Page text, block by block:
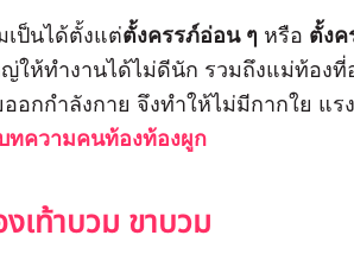
เป็นได้ตั้งแต่ตั้งครรภ์อ่อน ๆ หรือ ตั้งค
ให้ทำงานได้ไม่ดีนัก รวมถึงแม่ท้อง
อกกำลังกาย จึงทำให้ไม่มีกากใย แร
ทความคนท้องท้องผูก
เท้าบวม ขาบวม